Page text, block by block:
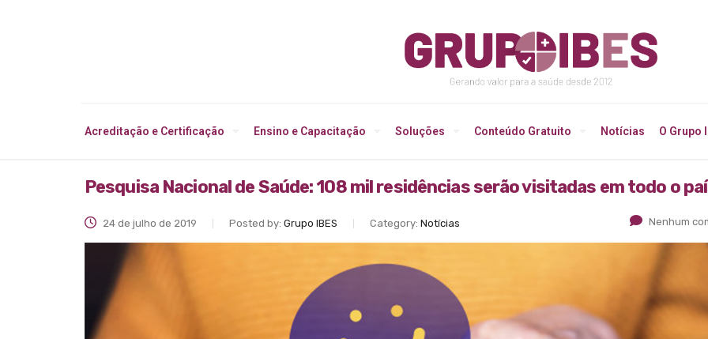
Acreditação e Certificação Ensino e Capacitação Soluções Conteúdo Gratuito Notícias O Grupo
Pesquisa Nacional de Saúde: 108 mil residências serão visitadas em todo o
24 de julho de 2019 Posted by: Grupo IBES Category: Notícias Nenhum